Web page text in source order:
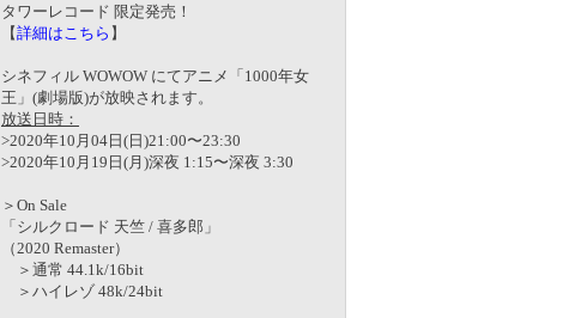
タワーレコード 限定発売！
【詳細はこちら 】
シネフィル WOWOW にてアニメ「1000年女
王」(劇場版)が放映されます。
放送日時：
>2020年10月04日(日)21:00〜23:30
>2020年10月19日(月)深夜 1:15〜深夜 3:30
＞On Sale
「シルクロード 天竺 / 喜多郎」
（2020 Remaster）
＞通常 44.1k/16bit
＞ハイレゾ 48k/24bit